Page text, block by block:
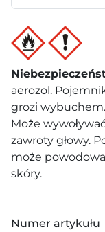
aerozol.
grozi wybuchem.
Może
zawroty głowy.
może
skóry.
Numer artykułu